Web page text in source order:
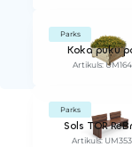
Parks
Koka puķu
Artikuls:
Parks
Sols TOR
Artikuls: